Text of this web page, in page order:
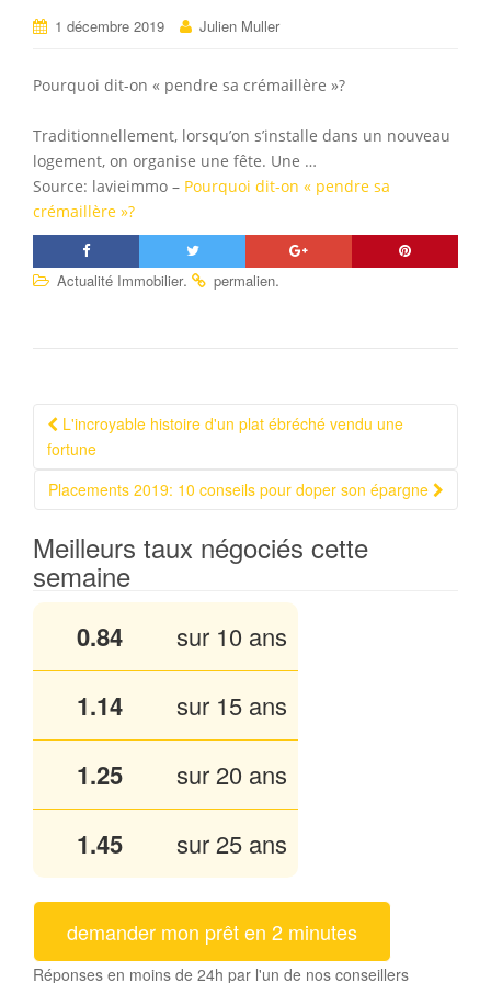
1 décembre 2019 Julien Muller
Pourquoi dit-on « pendre sa crémaillère »?
Traditionnellement, lorsqu’on s’installe dans un nouveau
logement, on organise une fête. Une …
Source: lavieimmo – Pourquoi dit-on « pendre sa
crémaillère »?
Actualité Immobilier. permalien.
Navigation Article
L'incroyable histoire d'un plat ébréché vendu une
fortune
Placements 2019: 10 conseils pour doper son épargne
Meilleurs taux négociés cette
semaine
0.84 sur 10 ans
1.13 sur 15 ans
1.25 sur 20 ans
1.45 sur 25 ans
demander mon prêt en 2 minutes
Réponses en moins de 24h par l'un de nos conseillers